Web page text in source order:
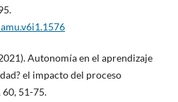
Autonomía en el aprendizaje
el impacto del proceso
51-75.